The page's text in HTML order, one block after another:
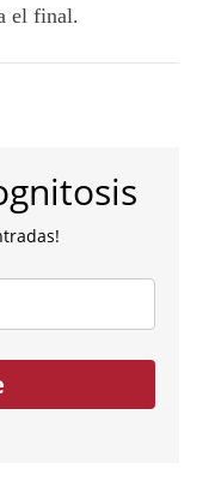
el final.